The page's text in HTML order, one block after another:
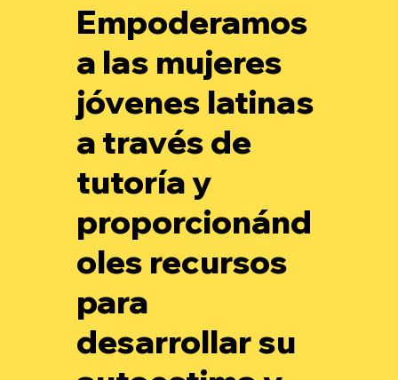
Empoderamos
a las mujeres
jóvenes latinas
a través de
tutoría y
proporcionánd
oles recursos
para
desarrollar su